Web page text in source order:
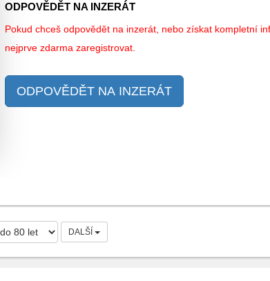
ODPOVĚDĚT NA INZERÁT
Pokud chceš odpovědět na inzerát, nebo získat kompletní
nejprve zdarma zaregistrovat.
ODPOVĚDĚT NA INZERÁT
DALŠÍ